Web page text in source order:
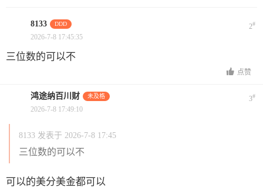
8133 DDD 2#
2026-7-8 17:45:35
三位数的可以不
点赞
鸿途纳百川财 未及格 3#
2026-7-8 17:49:10
8133 发表于 2026-7-8 17:45
三位数的可以不
可以的美分美金都可以